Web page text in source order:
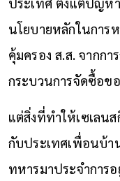
นโยบายหลักในการ
คุ้มครอง ส.ส. จากก
กระบวนการจัดซื้อข
แต่สิ่งที่ทำให้เซเลน
กับประเทศเพื่อนบ้า
ทหารมาประจำการ